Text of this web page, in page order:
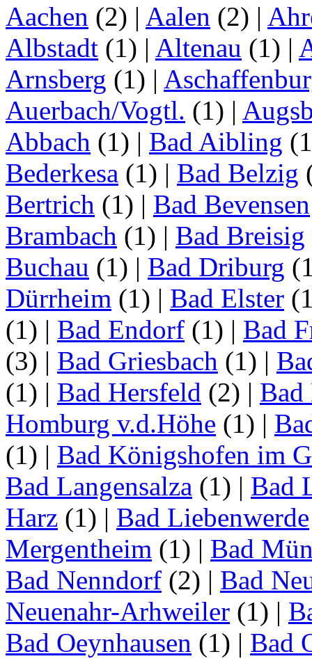
Aachen (2) | Aalen (2) |
Albstadt (1) | Altenau (1) |
Arnsberg (1) |
Auerbach/Vogtl. (1) |
Abbach (1) | Bad Aibling
Bederkesa (1) | Bad Belzig
Bertrich (1) | Bad Bevensen
Brambach (1) | Bad Breisig
Buchau (1) | Bad Driburg
Dürrheim (1) | Bad Elster
(1) | Bad Endorf (1) | Bad
(3) | Bad Griesbach (1) |
(1) | Bad Hersfeld (2) | Bad
Homburg v.d.Höhe (1) |
(1) | Bad Königshofen im
Bad Langensalza (1) | Bad
Harz (1) | Bad Liebenwerde
Mergentheim (1) | Bad
Bad Nenndorf (2) | Bad
Neuenahr-Arhweiler (1) |
Bad Oeynhausen (1) | Bad